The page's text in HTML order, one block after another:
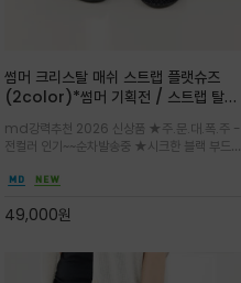
썸머 크리스탈 매쉬 스트랩 플랫슈즈
(2color)*썸머 기획전 / 스트랩 탈착
세한 메쉬 짜임 위로 은은하게 반짝이는
크리스탈 디테일을 더한 플랫슈즈
md강력추천 2026 신상품 ★주.문.대.폭.주 -
전컬러 인기~~순차발송중 ★시크한 블랙 부드러
하게 좋으며 가볍고 시원해 데일리 만능 아이템 /
49,000원